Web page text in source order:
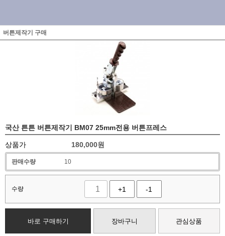
버튼제작기 구매
국산 튼튼 버튼제작기 BM07 25mm전용 버튼프레스
상품가 180,000원
판매수량 10
수량 +1 -1
바로 구매하기 장바구니 관심상품